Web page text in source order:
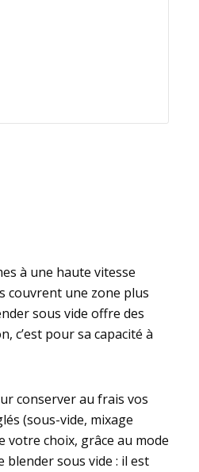
à une haute vitesse
couvrent une zone plus
sous vide offre des
c’est pour sa capacité à
conserver au frais vos
(sous-vide, mixage
choix, grâce au mode
blender sous vide : il est